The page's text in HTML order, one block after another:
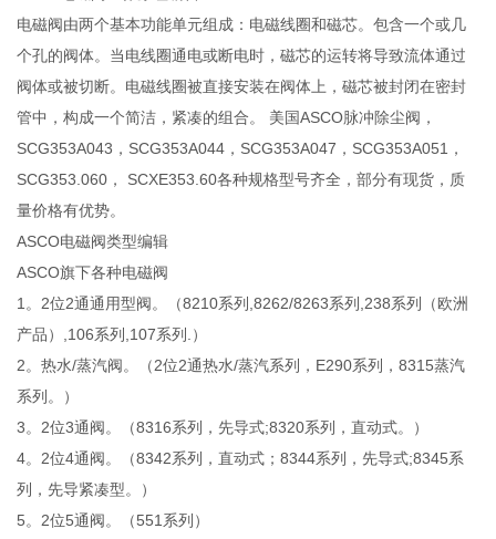
电磁阀由两个基本功能单元组成：电磁线圈和磁芯。包含一个或几
个孔的阀体。当电线圈通电或断电时，磁芯的运转将导致流体通过
阀体或被切断。电磁线圈被直接安装在阀体上，磁芯被封闭在密封
管中，构成一个简洁，紧凑的组合。 美国ASCO脉冲除尘阀，
SCG353A043，SCG353A044，SCG353A047，SCG353A051，
SCG353.060， SCXE353.60各种规格型号齐全，部分有现货，质
量价格有优势。
ASCO电磁阀类型编辑
ASCO旗下各种电磁阀
1。2位2通通用型阀。（8210系列,8262/8263系列,238系列（欧洲
产品）,106系列,107系列.）
2。热水/蒸汽阀。（2位2通热水/蒸汽系列，E290系列，8315蒸汽
系列。）
3。2位3通阀。（8316系列，先导式;8320系列，直动式。）
4。2位4通阀。（8342系列，直动式；8344系列，先导式;8345系
列，先导紧凑型。）
5。2位5通阀。（551系列）